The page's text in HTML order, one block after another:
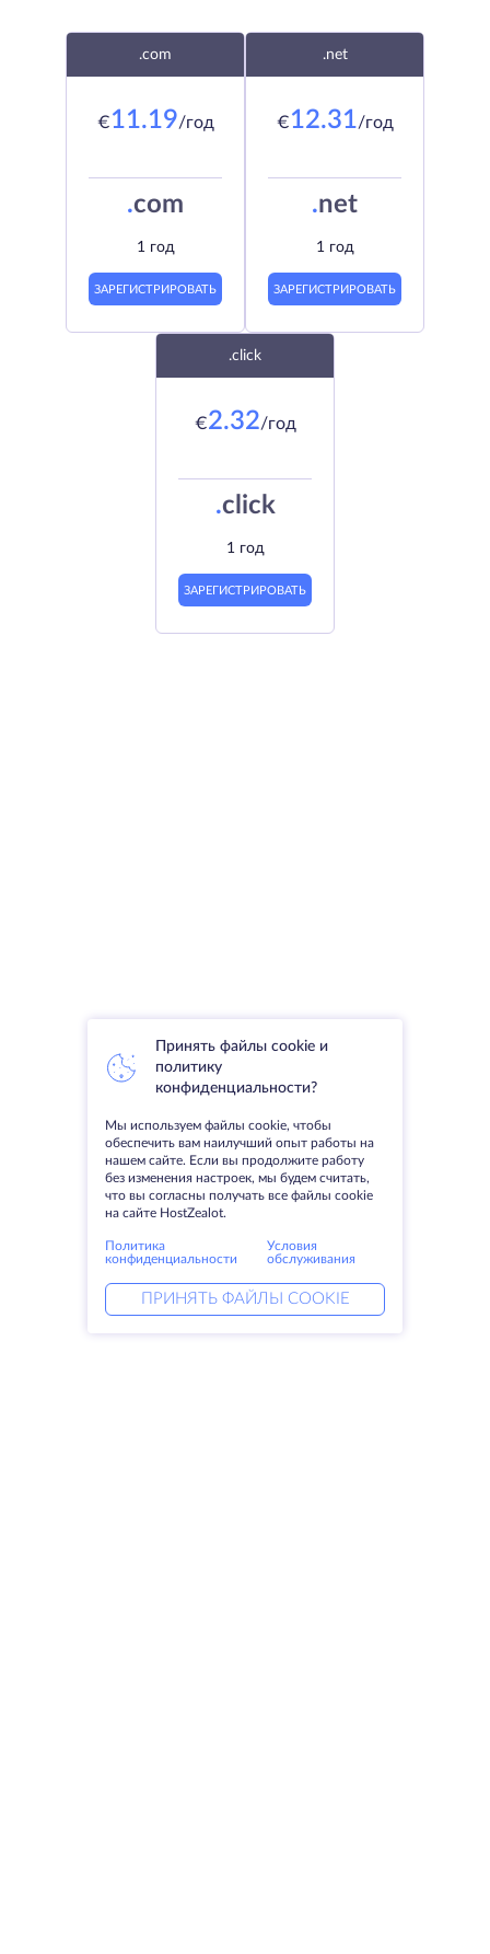
.com
€11.19/год
.com
1 год
ЗАРЕГИСТРИРОВАТЬ
.net
€12.31/год
.net
1 год
ЗАРЕГИСТРИРОВАТЬ
.click
€2.32/год
.click
1 год
ЗАРЕГИСТРИРОВАТЬ
Принять файлы cookie и
политику
конфиденциальности?
Мы используем файлы cookie, чтобы
обеспечить вам наилучший опыт работы на
нашем сайте. Если вы продолжите работу
без изменения настроек, мы будем считать,
что вы согласны получать все файлы cookie
на сайте HostZealot.
Политика
конфиденциальности
Условия
обслуживания
ПРИНЯТЬ ФАЙЛЫ COOKIE